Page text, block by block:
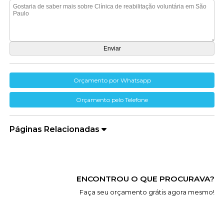
Orçamento por Whatsapp
Orçamento pelo Telefone
Páginas Relacionadas
ENCONTROU O QUE PROCURAVA?
Faça seu orçamento grátis agora mesmo!